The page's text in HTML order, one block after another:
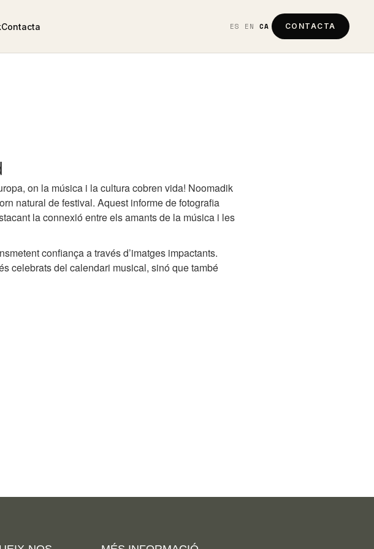
Contacta ES EN CA CONTACTA
on la música i la cultura cobren vida! Noomadik
natural de festival. Aquest informe de fotografia
la connexió entre els amants de la música i les
confiança a través d’imatges impactants.
celebrats del calendari musical, sinó que també